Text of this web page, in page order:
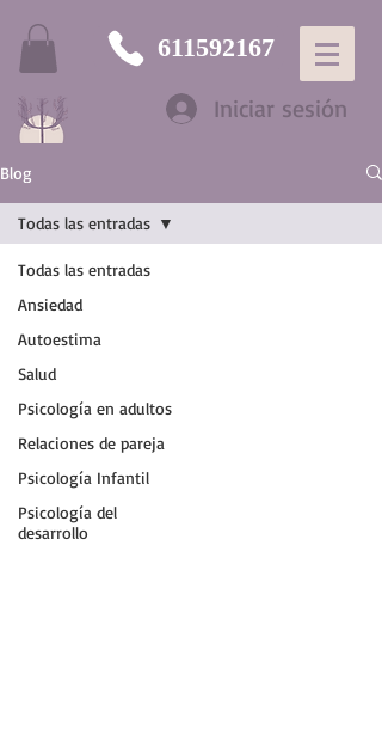
611592167
Iniciar sesión
Blog
Todas las entradas
Ansiedad
Autoestima
Salud
Psicología en adultos
Relaciones de pareja
Psicología Infantil
Psicología del
desarrollo
Todas las entradas